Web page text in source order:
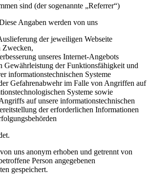
sind (der sogenannte „Referrer“)
Angaben werden von uns
der jeweiligen Webseite
Zwecken,
unseres Internet-Angebots
Gewährleistung der Funktionsfähigkeit und
informationstechnischen Systeme
Gefahrenabwehr im Falle von Angriffen auf
Systeme sowie
auf unsere informationstechnischen
der erforderlichen Informationen
uns anonym erhoben und getrennt von
Person angegebenen
gespeichert.